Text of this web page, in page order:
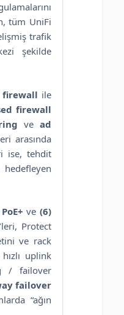
tüm UniFi
trafik
şekilde
firewall ile
firewall
ve ad
arasında
ise, tehdit
ve (6)
Protect
ve rack
uplink
/ failover
failover
“ağın